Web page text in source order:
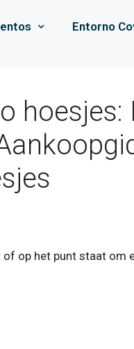
Entorno
hoesjes:
op het punt staat om